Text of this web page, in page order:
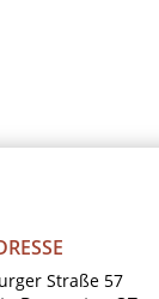
Straße 57